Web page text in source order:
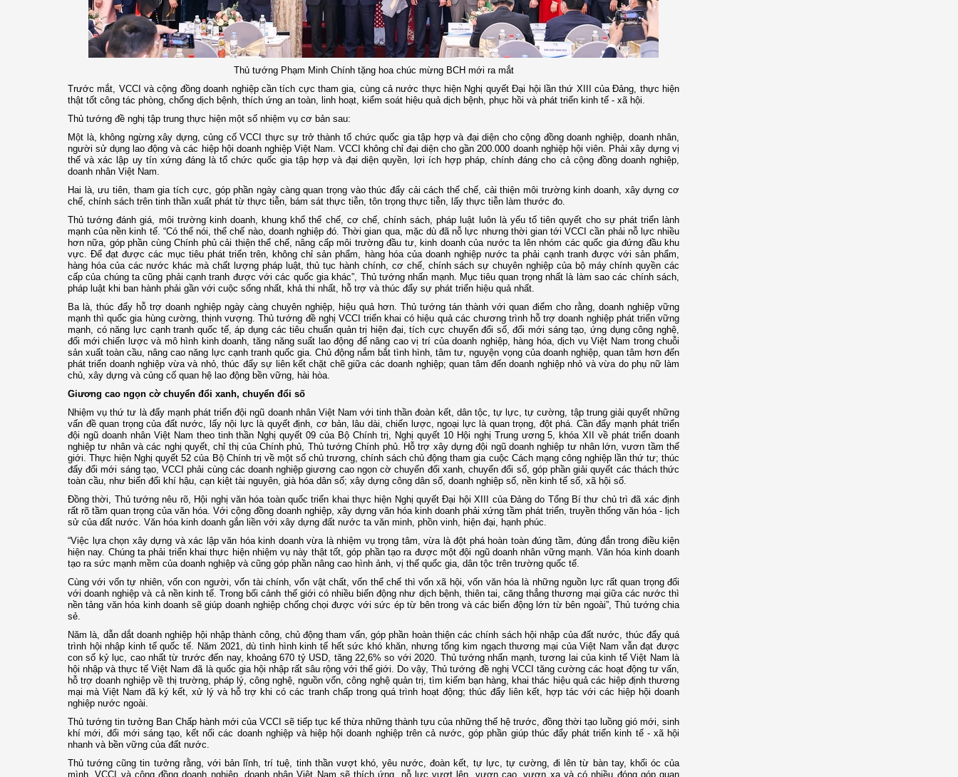
Thủ tướng Phạm Minh Chính tặng hoa chúc mừng BCH mới ra mắt
Trước mắt, VCCI và cộng đồng doanh nghiệp cần tích cực tham gia, cùng cả nước thực hiện Nghị quyết Đại hội lần thứ XIII của Đảng, thực hiện
thật tốt công tác phòng, chống dịch bệnh, thích ứng an toàn, linh hoạt, kiểm soát hiệu quả dịch bệnh, phục hồi và phát triển kinh tế - xã hội.
Thủ tướng đề nghị tập trung thực hiện một số nhiệm vụ cơ bản sau:
Một là, không ngừng xây dựng, củng cố VCCI thực sự trở thành tổ chức quốc gia tập hợp và đại diện cho cộng đồng doanh nghiệp, doanh nhân,
người sử dụng lao động và các hiệp hội doanh nghiệp Việt Nam. VCCI không chỉ đại diện cho gần 200.000 doanh nghiệp hội viên. Phải xây dựng vị
thế và xác lập uy tín xứng đáng là tổ chức quốc gia tập hợp và đại diện quyền, lợi ích hợp pháp, chính đáng cho cả cộng đồng doanh nghiệp,
doanh nhân Việt Nam.
Hai là, ưu tiên, tham gia tích cực, góp phần ngày càng quan trọng vào thúc đẩy cải cách thể chế, cải thiện môi trường kinh doanh, xây dựng cơ
chế, chính sách trên tinh thần xuất phát từ thực tiễn, bám sát thực tiễn, tôn trọng thực tiễn, lấy thực tiễn làm thước đo.
Thủ tướng đánh giá, môi trường kinh doanh, khung khổ thể chế, cơ chế, chính sách, pháp luật luôn là yếu tố tiên quyết cho sự phát triển lành
mạnh của nền kinh tế. “Có thể nói, thể chế nào, doanh nghiệp đó. Thời gian qua, mặc dù đã nỗ lực nhưng thời gian tới VCCI cần phải nỗ lực nhiều
hơn nữa, góp phần cùng Chính phủ cải thiện thể chế, nâng cấp môi trường đầu tư, kinh doanh của nước ta lên nhóm các quốc gia đứng đầu khu
vực. Để đạt được các mục tiêu phát triển trên, không chỉ sản phẩm, hàng hóa của doanh nghiệp nước ta phải cạnh tranh được với sản phẩm,
hàng hóa của các nước khác mà chất lượng pháp luật, thủ tục hành chính, cơ chế, chính sách sự chuyên nghiệp của bộ máy chính quyền các
cấp của chúng ta cũng phải cạnh tranh được với các quốc gia khác”, Thủ tướng nhấn mạnh. Mục tiêu quan trọng nhất là làm sao các chính sách,
pháp luật khi ban hành phải gần với cuộc sống nhất, khả thi nhất, hỗ trợ và thúc đẩy sự phát triển hiệu quả nhất.
Ba là, thúc đẩy hỗ trợ doanh nghiệp ngày càng chuyên nghiệp, hiệu quả hơn. Thủ tướng tán thành với quan điểm cho rằng, doanh nghiệp vững
mạnh thì quốc gia hùng cường, thịnh vượng. Thủ tướng đề nghị VCCI triển khai có hiệu quả các chương trình hỗ trợ doanh nghiệp phát triển vững
mạnh, có năng lực cạnh tranh quốc tế, áp dụng các tiêu chuẩn quản trị hiện đại, tích cực chuyển đổi số, đổi mới sáng tạo, ứng dụng công nghệ,
đổi mới chiến lược và mô hình kinh doanh, tăng năng suất lao động để nâng cao vị trí của doanh nghiệp, hàng hóa, dịch vụ Việt Nam trong chuỗi
sản xuất toàn cầu, nâng cao năng lực cạnh tranh quốc gia. Chủ động nắm bắt tình hình, tâm tư, nguyện vọng của doanh nghiệp, quan tâm hơn đến
phát triển doanh nghiệp vừa và nhỏ, thúc đẩy sự liên kết chặt chẽ giữa các doanh nghiệp; quan tâm đến doanh nghiệp nhỏ và vừa do phụ nữ làm
chủ, xây dựng và củng cố quan hệ lao động bền vững, hài hòa.
Giương cao ngọn cờ chuyển đổi xanh, chuyển đổi số
Nhiệm vụ thứ tư là đẩy mạnh phát triển đội ngũ doanh nhân Việt Nam với tinh thần đoàn kết, dân tộc, tự lực, tự cường, tập trung giải quyết những
vấn đề quan trọng của đất nước, lấy nội lực là quyết định, cơ bản, lâu dài, chiến lược, ngoại lực là quan trọng, đột phá. Cần đẩy mạnh phát triển
đội ngũ doanh nhân Việt Nam theo tinh thần Nghị quyết 09 của Bộ Chính trị, Nghị quyết 10 Hội nghị Trung ương 5, khóa XII về phát triển doanh
nghiệp tư nhân và các nghị quyết, chỉ thị của Chính phủ, Thủ tướng Chính phủ. Hỗ trợ xây dựng đội ngũ doanh nghiệp tư nhân lớn, vươn tầm thế
giới. Thực hiện Nghị quyết 52 của Bộ Chính trị về một số chủ trương, chính sách chủ động tham gia cuộc Cách mạng công nghiệp lần thứ tư; thúc
đẩy đổi mới sáng tạo, VCCI phải cùng các doanh nghiệp giương cao ngọn cờ chuyển đổi xanh, chuyển đổi số, góp phần giải quyết các thách thức
toàn cầu, như biến đổi khí hậu, cạn kiệt tài nguyên, già hóa dân số; xây dựng công dân số, doanh nghiệp số, nền kinh tế số, xã hội số.
Đồng thời, Thủ tướng nêu rõ, Hội nghị văn hóa toàn quốc triển khai thực hiện Nghị quyết Đại hội XIII của Đảng do Tổng Bí thư chủ trì đã xác định
rất rõ tầm quan trọng của văn hóa. Với cộng đồng doanh nghiệp, xây dựng văn hóa kinh doanh phải xứng tầm phát triển, truyền thống văn hóa - lịch
sử của đất nước. Văn hóa kinh doanh gắn liền với xây dựng đất nước ta văn minh, phồn vinh, hiện đại, hạnh phúc.
“Việc lựa chọn xây dựng và xác lập văn hóa kinh doanh vừa là nhiệm vụ trọng tâm, vừa là đột phá hoàn toàn đúng tầm, đúng đắn trong điều kiện
hiện nay. Chúng ta phải triển khai thực hiện nhiệm vụ này thật tốt, góp phần tạo ra được một đội ngũ doanh nhân vững mạnh. Văn hóa kinh doanh
tạo ra sức mạnh mềm của doanh nghiệp và cũng góp phần nâng cao hình ảnh, vị thế quốc gia, dân tộc trên trường quốc tế.
Cùng với vốn tự nhiên, vốn con người, vốn tài chính, vốn vật chất, vốn thể chế thì vốn xã hội, vốn văn hóa là những nguồn lực rất quan trọng đối
với doanh nghiệp và cả nền kinh tế. Trong bối cảnh thế giới có nhiều biến động như dịch bệnh, thiên tai, căng thẳng thương mại giữa các nước thì
nền tảng văn hóa kinh doanh sẽ giúp doanh nghiệp chống chọi được với sức ép từ bên trong và các biến động lớn từ bên ngoài”, Thủ tướng chia
sẻ.
Năm là, dẫn dắt doanh nghiệp hội nhập thành công, chủ động tham vấn, góp phần hoàn thiện các chính sách hội nhập của đất nước, thúc đẩy quá
trình hội nhập kinh tế quốc tế. Năm 2021, dù tình hình kinh tế hết sức khó khăn, nhưng tổng kim ngạch thương mại của Việt Nam vẫn đạt được
con số kỷ lục, cao nhất từ trước đến nay, khoảng 670 tỷ USD, tăng 22,6% so với 2020. Thủ tướng nhấn mạnh, tương lai của kinh tế Việt Nam là
hội nhập và thực tế Việt Nam đã là quốc gia hội nhập rất sâu rộng với thế giới. Do vậy, Thủ tướng đề nghị VCCI tăng cường các hoạt động tư vấn,
hỗ trợ doanh nghiệp về thị trường, pháp lý, công nghệ, nguồn vốn, công nghệ quản trị, tìm kiếm bạn hàng, khai thác hiệu quả các hiệp định thương
mại mà Việt Nam đã ký kết, xử lý và hỗ trợ khi có các tranh chấp trong quá trình hoạt động; thúc đẩy liên kết, hợp tác với các hiệp hội doanh
nghiệp nước ngoài.
Thủ tướng tin tưởng Ban Chấp hành mới của VCCI sẽ tiếp tục kế thừa những thành tựu của những thế hệ trước, đồng thời tạo luồng gió mới, sinh
khí mới, đổi mới sáng tạo, kết nối các doanh nghiệp và hiệp hội doanh nghiệp trên cả nước, góp phần giúp thúc đẩy phát triển kinh tế - xã hội
nhanh và bền vững của đất nước.
Thủ tướng cũng tin tưởng rằng, với bản lĩnh, trí tuệ, tinh thần vượt khó, yêu nước, đoàn kết, tự lực, tự cường, đi lên từ bàn tay, khối óc của
mình, VCCI và cộng đồng doanh nghiệp, doanh nhân Việt Nam sẽ thích ứng, nỗ lực vượt lên, vươn cao, vươn xa và có nhiều đóng góp quan